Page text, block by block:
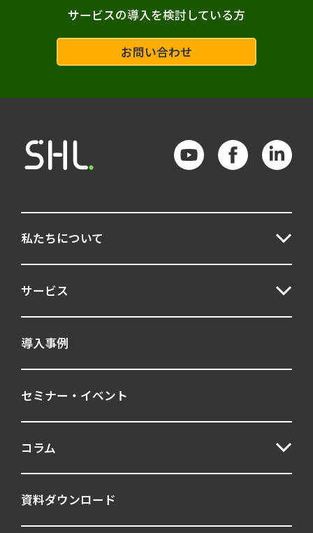
サービスの導入を検討している方
お問い合わせ
私たちについて
サービス
導入事例
セミナー・イベント
コラム
資料ダウンロード